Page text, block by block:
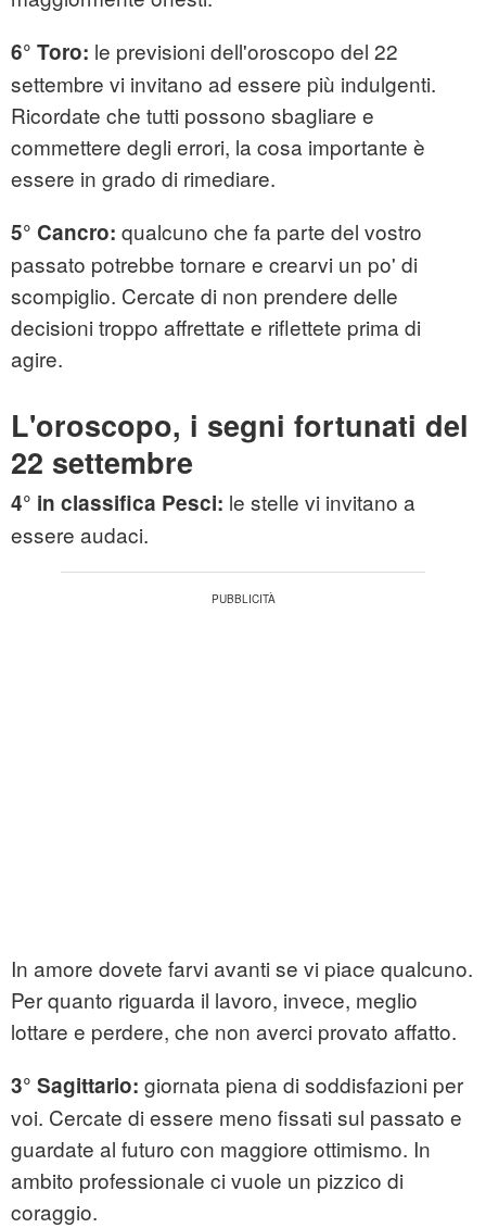
6° Toro: le previsioni dell'oroscopo del 22
settembre vi invitano ad essere più indulgenti.
Ricordate che tutti possono sbagliare e
commettere degli errori, la cosa importante è
essere in grado di rimediare.
5° Cancro: qualcuno che fa parte del vostro
passato potrebbe tornare e crearvi un po' di
scompiglio. Cercate di non prendere delle
decisioni troppo affrettate e riflettete prima di
agire.
L'oroscopo, i segni fortunati del
22 settembre
4° in classifica Pesci: le stelle vi invitano a
essere audaci.
In amore dovete farvi avanti se vi piace qualcuno.
Per quanto riguarda il lavoro, invece, meglio
lottare e perdere, che non averci provato affatto.
3° Sagittario: giornata piena di soddisfazioni per
voi. Cercate di essere meno fissati sul passato e
guardate al futuro con maggiore ottimismo. In
ambito professionale ci vuole un pizzico di
coraggio.